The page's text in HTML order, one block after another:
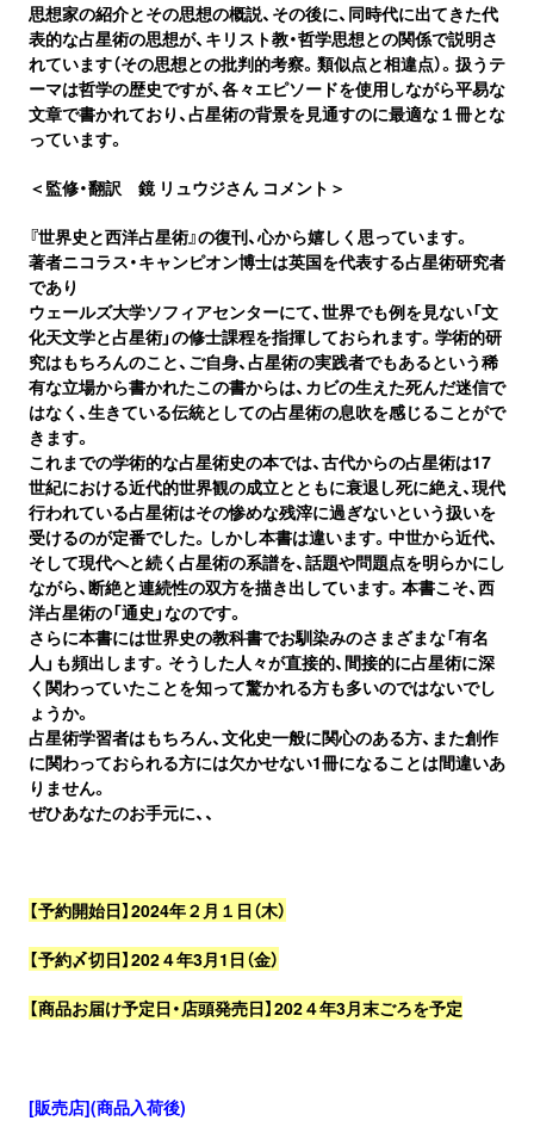
思想家の紹介とその思想の概説、その後に、同時代に出てきた代
表的な占星術の思想が、キリスト教・哲学思想との関係で説明さ
れています（その思想との批判的考察。類似点と相違点）。扱うテ
ーマは哲学の歴史ですが、各々エピソードを使用しながら平易な
文章で書かれており、占星術の背景を見通すのに最適な１冊とな
っています。
＜監修・翻訳 鏡 リュウジさん コメント＞
『世界史と西洋占星術』の復刊、心から嬉しく思っています。
著者ニコラス・キャンピオン博士は英国を代表する占星術研究者
であり
ウェールズ大学ソフィアセンターにて、世界でも例を見ない「文
化天文学と占星術」の修士課程を指揮しておられます。学術的研
究はもちろんのこと、ご自身、占星術の実践者でもあるという稀
有な立場から書かれたこの書からは、カビの生えた死んだ迷信で
はなく、生きている伝統としての占星術の息吹を感じることがで
きます。
これまでの学術的な占星術史の本では、古代からの占星術は17
世紀における近代的世界観の成立とともに衰退し死に絶え、現代
行われている占星術はその惨めな残滓に過ぎないという扱いを
受けるのが定番でした。しかし本書は違います。中世から近代、
そして現代へと続く占星術の系譜を、話題や問題点を明らかにし
ながら、断絶と連続性の双方を描き出しています。本書こそ、西
洋占星術の「通史」なのです。
さらに本書には世界史の教科書でお馴染みのさまざまな「有名
人」も頻出します。そうした人々が直接的、間接的に占星術に深
く関わっていたことを知って驚かれる方も多いのではないでし
ょうか。
占星術学習者はもちろん、文化史一般に関心のある方、また創作
に関わっておられる方には欠かせない1冊になることは間違いあ
りません。
ぜひあなたのお手元に、、
【予約開始日】2024年２月１日（木）
【予約〆切日】202４年3月1日（金）
【商品お届け予定日・店頭発売日】202４年3月末ごろを予定
[販売店](商品入荷後)